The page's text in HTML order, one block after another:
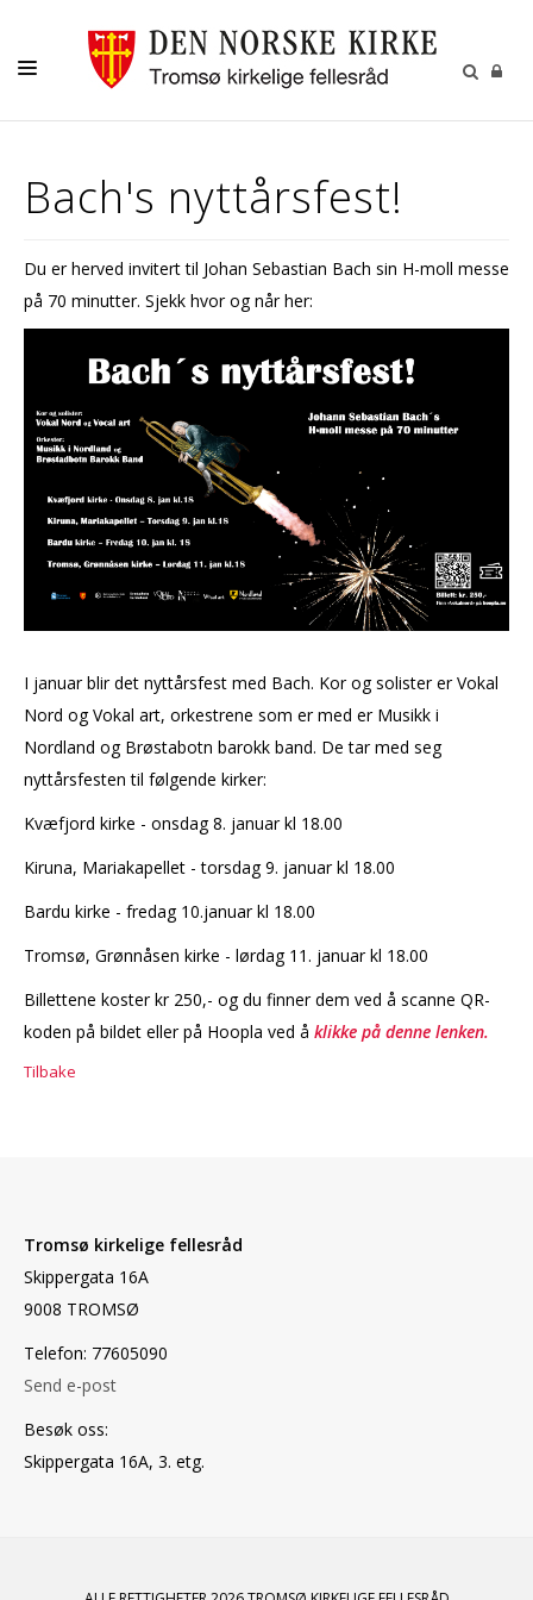
AKTIVITETER OG KONSERTER
VIGSEL
GRAVFERD
KONTAKT
Bach's nyttårsfest!
Du er herved invitert til Johan Sebastian Bach sin H-moll messe
på 70 minutter. Sjekk hvor og når her:
I januar blir det nyttårsfest med Bach. Kor og solister er Vokal
Nord og Vokal art, orkestrene som er med er Musikk i
Nordland og Brøstabotn barokk band. De tar med seg
nyttårsfesten til følgende kirker:
Kvæfjord kirke - onsdag 8. januar kl 18.00
Kiruna, Mariakapellet - torsdag 9. januar kl 18.00
Bardu kirke - fredag 10.januar kl 18.00
Tromsø, Grønnåsen kirke - lørdag 11. januar kl 18.00
Billettene koster kr 250,- og du finner dem ved å scanne QR-
koden på bildet eller på Hoopla ved å klikke på denne lenken.
Tilbake
Tromsø kirkelige fellesråd
Skippergata 16A
9008 TROMSØ
Telefon: 77605090
Send e-post
Besøk oss:
Skippergata 16A, 3. etg.